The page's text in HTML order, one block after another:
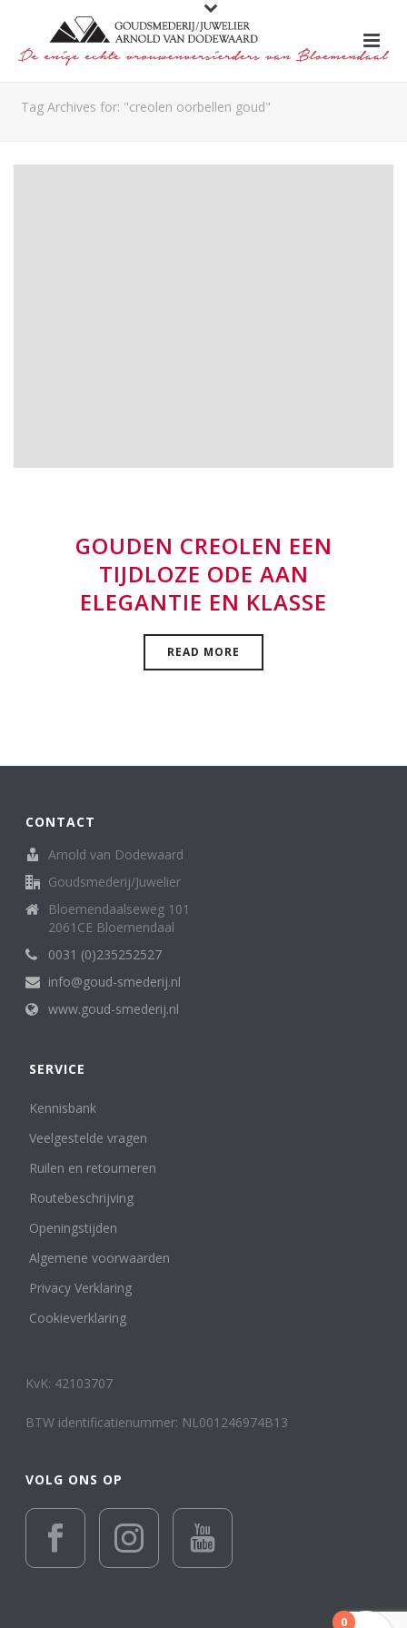
Tag Archives for: "creolen oorbellen goud"
GOUDEN CREOLEN EEN
TIJDLOZE ODE AAN
ELEGANTIE EN KLASSE
READ MORE
CONTACT
Arnold van Dodewaard
Goudsmederij/Juwelier
Bloemendaalseweg 101
2061CE Bloemendaal
0031 (0)235252527
info@goud-smederij.nl
www.goud-smederij.nl
SERVICE
Kennisbank
Veelgestelde vragen
Ruilen en retourneren
Routebeschrijving
Openingstijden
Algemene voorwaarden
Privacy Verklaring
Cookieverklaring
KvK: 42103707
BTW identificatienummer: NL001246974B13
VOLG ONS OP
0